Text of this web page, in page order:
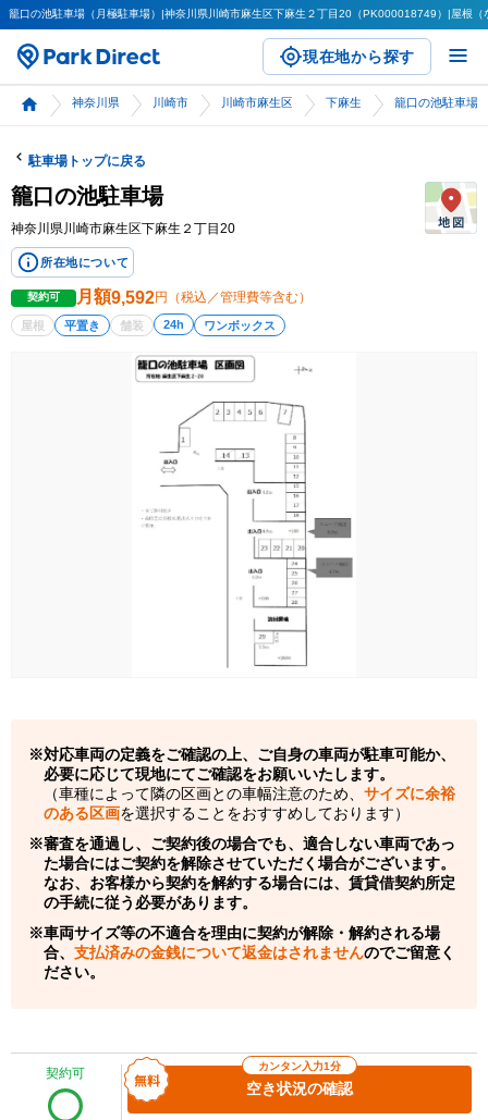
籠口の池駐車場（月極駐車場）|神奈川県川崎市麻生区下麻生２丁目20（PK000018749）|屋根
現在地から探す
神奈川県 川崎市 川崎市麻生区 下麻生 籠口の池駐車場
駐車場トップに戻る
籠口の池駐車場
神奈川県川崎市麻生区下麻生２丁目20
所在地について
契約可 月額9,592円（税込／管理費等含む）
屋根 平置き 舗装 24h ワンボックス
対応車両の定義をご確認の上、ご自身の車両が駐車可能か、
必要に応じて現地にてご確認をお願いいたします。
（車種によって隣の区画との車幅注意のため、 サイズに余裕
のある区画を選択することをおすすめしております）
審査を通過し、ご契約後の場合でも、適合しない車両であっ
た場合にはご契約を解除させていただく場合がございます。
なお、お客様から契約を解約する場合には、賃貸借契約所定
の手続に従う必要があります。
車両サイズ等の不適合を理由に契約が解除・解約される場
合、 支払済みの金銭について返金はされませんのでご留意く
ださい。
契約可 カンタン入力1分
空き状況の確認